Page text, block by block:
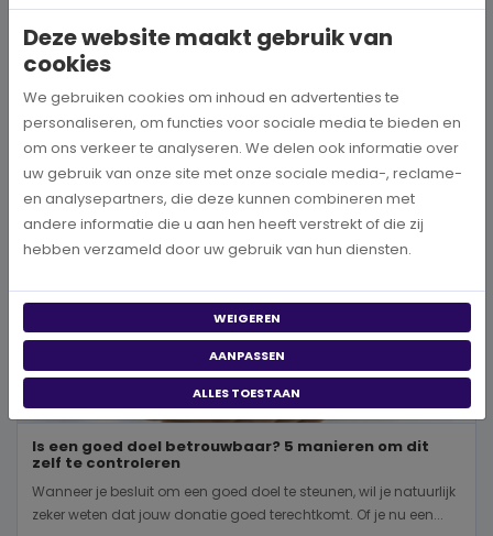
wereld, neem je een prachtig besluit. Jouw donatie kan het ve...
Is een goed doel betrouwbaar? 5 manieren om dit
zelf te controleren
Wanneer je besluit om een goed doel te steunen, wil je natuurlijk
zeker weten dat jouw donatie goed terechtkomt. Of je nu een...
Deze website maakt gebruik van
cookies
We gebruiken cookies om inhoud en advertenties te
personaliseren, om functies voor sociale media te bieden en
om ons verkeer te analyseren. We delen ook informatie over
uw gebruik van onze site met onze sociale media-, reclame-
en analysepartners, die deze kunnen combineren met
andere informatie die u aan hen heeft verstrekt of die zij
hebben verzameld door uw gebruik van hun diensten.
WEIGEREN
AANPASSEN
ALLES TOESTAAN